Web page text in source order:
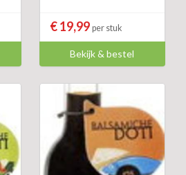
€ 19,99 per stuk
Bekijk & bestel